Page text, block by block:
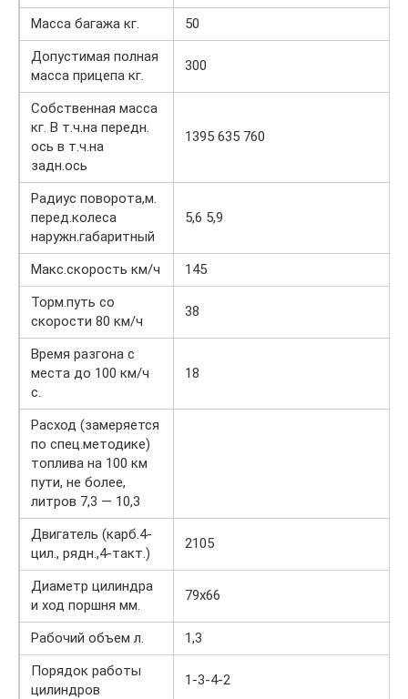
Масса багажа кг.
50
Допустимая полная
масса прицепа кг.
300
Собственная масса
кг. В т.ч.на передн.
ось в т.ч.на
задн.ось
1395 635 760
Радиус поворота,м.
перед.колеса
наружн.габаритный
5,6 5,9
Макс.скорость км/ч
145
Торм.путь со
скорости 80 км/ч
38
Время разгона с
места до 100 км/ч
с.
18
Расход (замеряется
по спец.методике)
топлива на 100 км
пути, не более,
литров 7,3 — 10,3
Двигатель (карб.4-
цил., рядн.,4-такт.)
2105
Диаметр цилиндра
и ход поршня мм.
79х66
Рабочий объем л.
1,3
Порядок работы
цилиндров
1-3-4-2